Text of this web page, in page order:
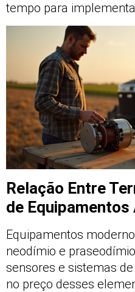
tempo para
Relação Entre
de
Equipamentos
neodímio e
sensores e sistemas
no preço desses